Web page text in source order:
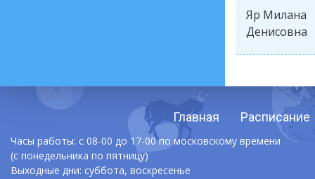
Яр Милана
Денисовна
Главная Расписание
Часы работы: с 08-00 до 17-00 по московскому времени
(с понедельника по пятницу)
Выходные дни: суббота, воскресенье